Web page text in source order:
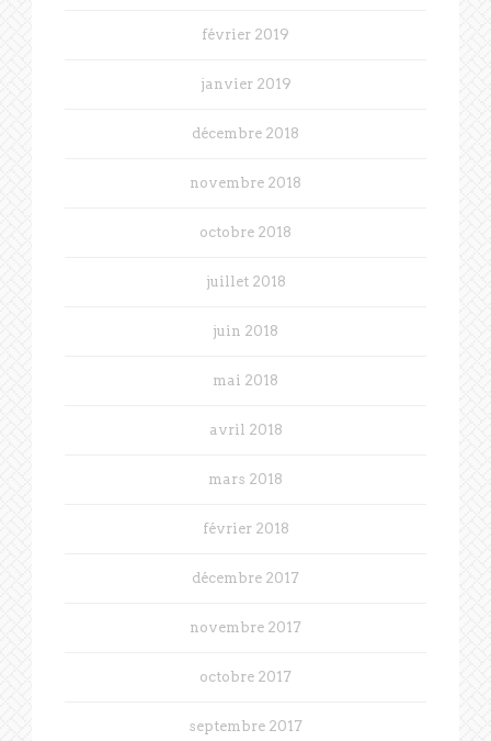
février 2019
janvier 2019
décembre 2018
novembre 2018
octobre 2018
juillet 2018
juin 2018
mai 2018
avril 2018
mars 2018
février 2018
décembre 2017
novembre 2017
octobre 2017
septembre 2017